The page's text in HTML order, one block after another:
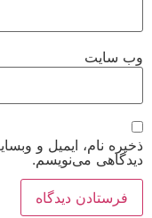
وب‌ سایت
ذخیره نام، ایمیل و
دیدگاهی می‌نویسم.